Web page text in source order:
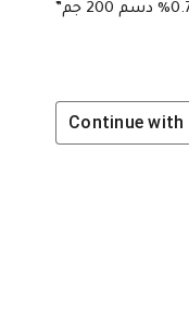
Continue with